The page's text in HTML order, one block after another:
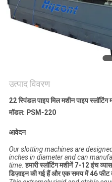
गोपनीयता
नीति
उत्पाद विवरण
22 स्पिंडल पाइप मिल मशीन पाइप
मॉडल: PSM-220
आवेदन
Our slotting machines are
inches in diameter and can
time. हमारी स्लॉटिंग मशीनें 7-12 इंच
डिज़ाइन की गई हैं और एक समय में 46 फीट